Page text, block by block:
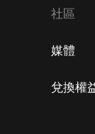
社區
媒體
兌換權